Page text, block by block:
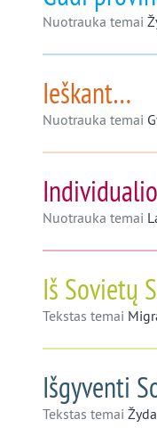
Nuotrauka temai
Ieškant…
Nuotrauka temai
Nuotrauka temai
Iš Sovietų
Tekstas temai
Išgyventi
Tekstas temai